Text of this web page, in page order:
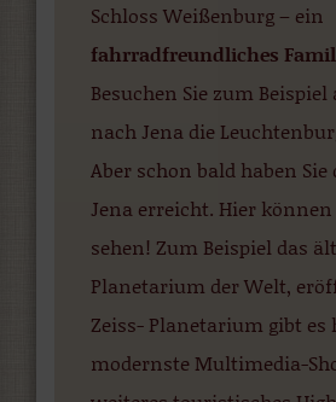
Schloss Weißenburg – ein
fahrradfreundliches
Besuchen Sie zum
nach Jena die
Aber schon bald haben Sie
Jena erreicht. Hier können
sehen! Zum Beispiel das
Planetarium der Welt,
Zeiss- Planetarium gibt es
modernste Multimedia-